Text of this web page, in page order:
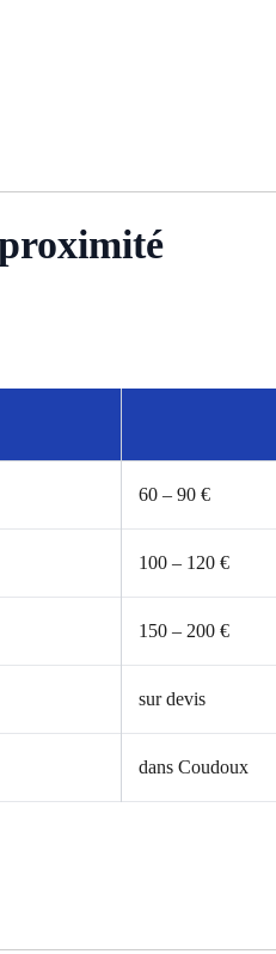
60 – 90 €
100 – 120 €
150 – 200 €
sur devis
dans Coudoux